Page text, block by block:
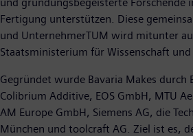
Fertigung unterstützen. Diese
und UnternehmerTUM wird mitunter
Staatsministerium für Wissenschaft
Gegründet wurde Bavaria Makes durch
Colibrium Additive, EOS GmbH, MTU
AM Europe GmbH, Siemens AG, die
München und toolcraft AG. Ziel ist es,